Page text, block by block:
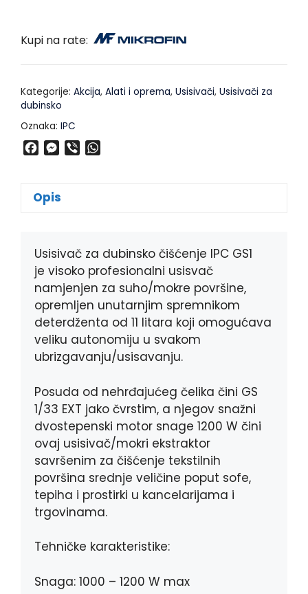
Kupi na rate:
Kategorije: Akcija, Alati i oprema, Usisivači, Usisivači za
dubinsko
Oznaka: IPC
e
b
k
M
s
e
r
p
Opis
Usisivač za dubinsko čišćenje IPC GS1
je visoko profesionalni usisvač
namjenjen za suho/mokre površine,
opremljen unutarnjim spremnikom
deterdženta od 11 litara koji omogućava
veliku autonomiju u svakom
ubrizgavanju/usisavanju.
Posuda od nehrđajućeg čelika čini GS
1/33 EXT jako čvrstim, a njegov snažni
dvostepenski motor snage 1200 W čini
ovaj usisivač/mokri ekstraktor
savršenim za čišćenje tekstilnih
površina srednje veličine poput sofe,
tepiha i prostirki u kancelarijama i
trgovinama.
Tehničke karakteristike:
Snaga: 1000 – 1200 W max